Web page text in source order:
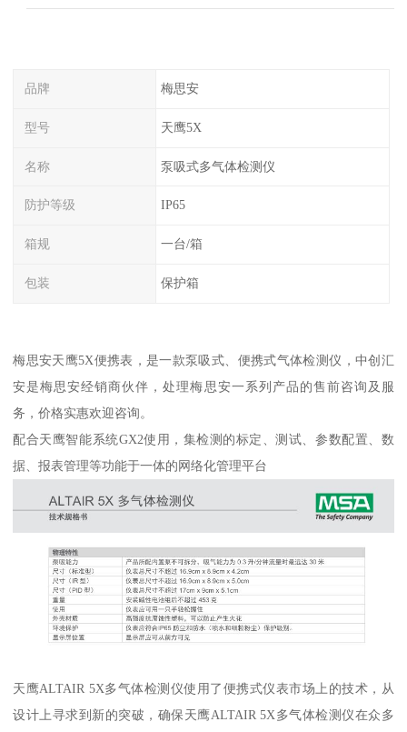
品牌 梅思安
型号 天鹰5X
名称 泵吸式多气体检测仪
防护等级 IP65
箱规 一台/箱
包装 保护箱
梅思安天鹰5X便携表，是一款泵吸式、便携式气体检测仪，中创汇
安是梅思安经销商伙伴，处理梅思安一系列产品的售前咨询及服
务，价格实惠欢迎咨询。
配合天鹰智能系统GX2使用，集检测的标定、测试、参数配置、数
据、报表管理等功能于一体的网络化管理平台
天鹰ALTAIR 5X多气体检测仪使用了便携式仪表市场上的技术，从
设计上寻求到新的突破，确保天鹰ALTAIR 5X多气体检测仪在众多